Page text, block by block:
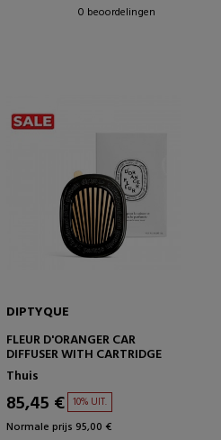
0 beoordelingen
DIPTYQUE
FLEUR D'ORANGER CAR
DIFFUSER WITH CARTRIDGE
Thuis
85,45 € 10% UIT.
Normale prijs 95,00 €